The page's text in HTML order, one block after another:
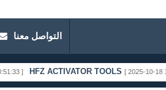
التواصل معنا
HFZ ACTIVATOR TOOLS [ 2025-10-18 12:40:09 ]